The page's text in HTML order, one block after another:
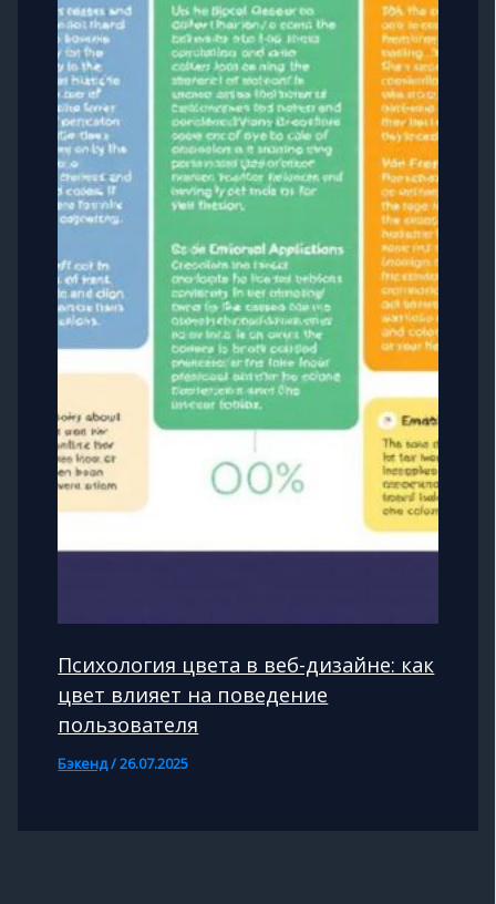
Психология цвета в веб-дизайне: как
цвет влияет на поведение
пользователя
Бэкенд/26.07.2025